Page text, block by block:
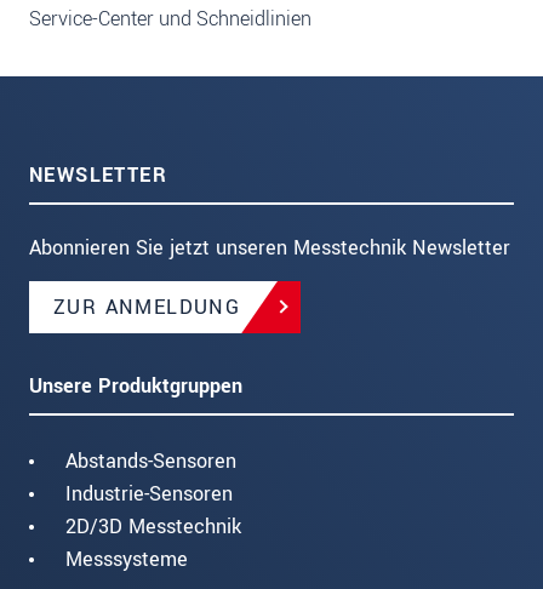
Service-Center und Schneidlinien
NEWSLETTER
Abonnieren Sie jetzt unseren Messtechnik Newsletter
ZUR ANMELDUNG
Unsere Produktgruppen
Abstands-Sensoren
Industrie-Sensoren
2D/3D Messtechnik
Messsysteme